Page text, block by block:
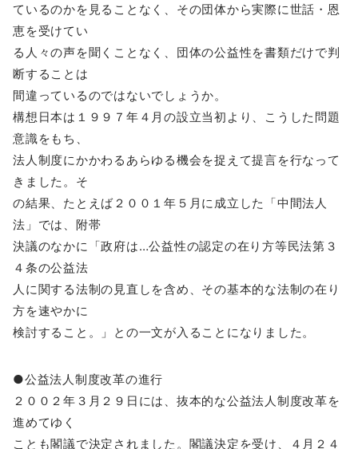
ているのかを見ることなく、その団体から実際に世話・恩
恵を受けてい
る人々の声を聞くことなく、団体の公益性を書類だけで判
断することは
間違っているのではないでしょうか。
構想日本は１９９７年４月の設立当初より、こうした問題
意識をもち、
法人制度にかかわるあらゆる機会を捉えて提言を行なって
きました。そ
の結果、たとえば２００１年５月に成立した「中間法人
法」では、附帯
決議のなかに「政府は…公益性の認定の在り方等民法第３
４条の公益法
人に関する法制の見直しを含め、その基本的な法制の在り
方を速やかに
検討すること。」との一文が入ることになりました。
●公益法人制度改革の進行
２００２年３月２９日には、抜本的な公益法人制度改革を
進めてゆく
ことも閣議で決定されました。閣議決定を受け、４月２４